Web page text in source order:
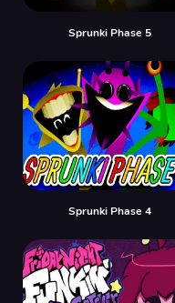
Sprunki Phase 5
Sprunki Phase 4